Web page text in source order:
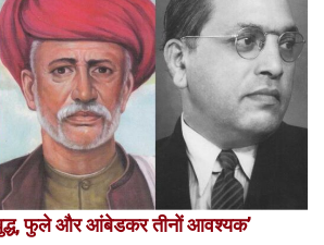
फुले और आंबेडकर तीनों आवश्यक’